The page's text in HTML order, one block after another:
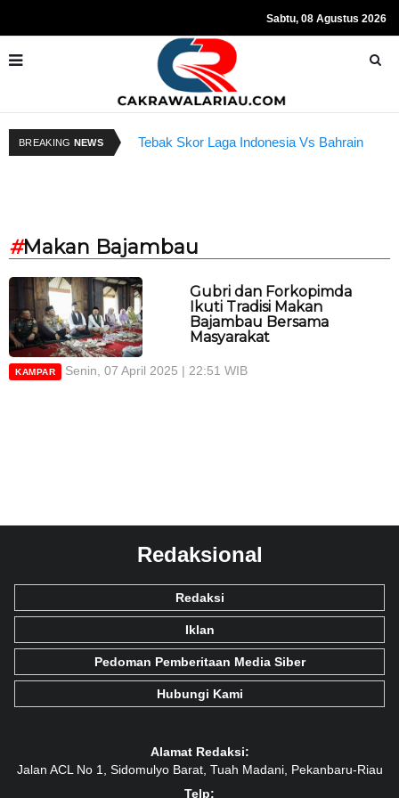
Sabtu, 08 Agustus 2026
BREAKING NEWS
Tebak Skor Laga Indonesia Vs Bahrain
#Makan Bajambau
Gubri dan Forkopimda
Ikuti Tradisi Makan
Bajambau Bersama
Masyarakat
KAMPAR Senin, 07 April 2025 | 22:51 WIB
Redaksional
Redaksi
Iklan
Pedoman Pemberitaan Media Siber
Hubungi Kami
Alamat Redaksi:
Jalan ACL No 1, Sidomulyo Barat, Tuah Madani, Pekanbaru-Riau
Telp: